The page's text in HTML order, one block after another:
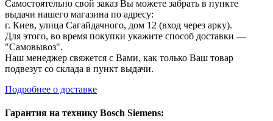
Самостоятельно свой заказ Вы можете забрать в пункте
выдачи нашего магазина по адресу:
г. Киев, улица Сагайдачного, дом 12 (вход через арку).
Для этого, во время покупки укажите способ доставки —
"Самовывоз".
Наш менеджер свяжется с Вами, как только Ваш товар
подвезут со склада в пункт выдачи.
Подробнее о доставке
Гарантия на технику Bosch Siemens: